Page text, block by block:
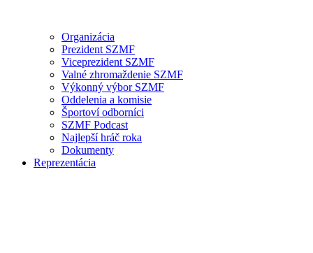
Organizácia
Prezident SZMF
Viceprezident SZMF
Valné zhromaždenie SZMF
Výkonný výbor SZMF
Oddelenia a komisie
Športoví odborníci
SZMF Podcast
Najlepší hráč roka
Dokumenty
Reprezentácia